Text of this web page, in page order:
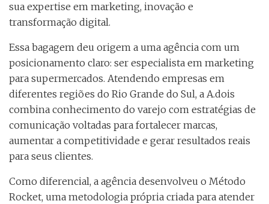
sua expertise em marketing, inovação e
transformação digital.
Essa bagagem deu origem a uma agência com um
posicionamento claro: ser especialista em marketing
para supermercados. Atendendo empresas em
diferentes regiões do Rio Grande do Sul, a A.dois
combina conhecimento do varejo com estratégias de
comunicação voltadas para fortalecer marcas,
aumentar a competitividade e gerar resultados reais
para seus clientes.
Como diferencial, a agência desenvolveu o Método
Rocket, uma metodologia própria criada para atender